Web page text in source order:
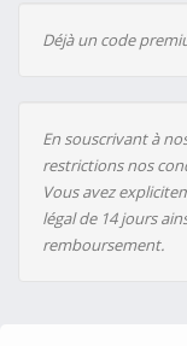
Déjà un code
En souscrivant à
restrictions nos
Vous avez
légal de 14 jours
remboursement.